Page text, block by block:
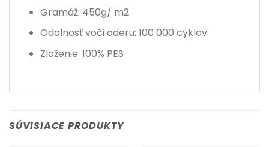
Gramáž: 450g/ m2
Odolnosť voči oderu: 100 000 cyklov
Zloženie: 100% PES
SÚVISIACE PRODUKTY